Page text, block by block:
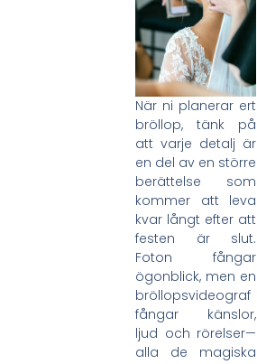
När ni planerar ert
bröllop, tänk på
att varje detalj är
en del av en större
berättelse som
kommer att leva
kvar långt efter att
festen är slut.
Foton fångar
ögonblick, men en
bröllopsvideograf
fångar känslor,
ljud och rörelser—
alla de magiska